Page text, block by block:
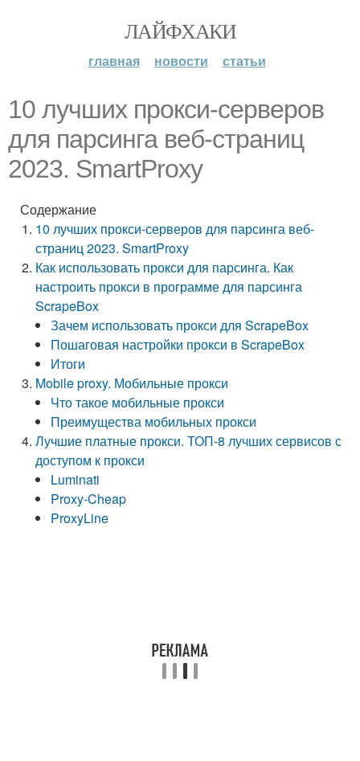
ЛАЙФХАКИ
главная новости статьи
10 лучших прокси-серверов
для парсинга веб-страниц
2023. SmartProxy
Содержание
10 лучших прокси-серверов для парсинга веб-
страниц 2023. SmartProxy
Как использовать прокси для парсинга. Как
настроить прокси в программе для парсинга
ScrapeBox
Зачем использовать прокси для ScrapeBox
Пошаговая настройки прокси в ScrapeBox
Итоги
Mobile proxy. Мобильные прокси
Что такое мобильные прокси
Преимущества мобильных прокси
Лучшие платные прокси. ТОП-8 лучших сервисов с
доступом к прокси
Luminati
Proxy-Cheap
ProxyLine